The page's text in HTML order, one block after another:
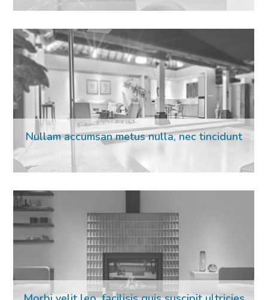
Nullam accumsan metus nulla, nec tincidunt